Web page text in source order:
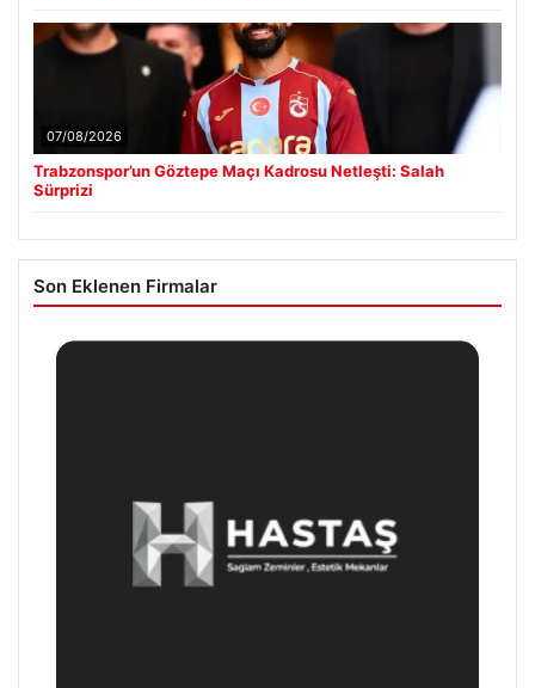
07/08/2026
Trabzonspor’un Göztepe Maçı Kadrosu Netleşti: Salah
Sürprizi
Son Eklenen Firmalar